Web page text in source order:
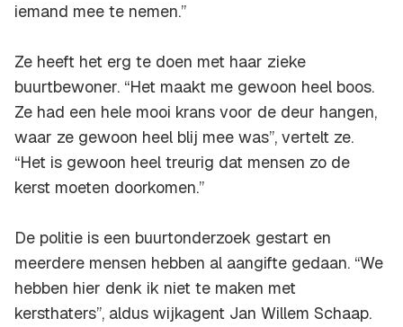
iemand mee te nemen.”
Ze heeft het erg te doen met haar zieke
buurtbewoner. “Het maakt me gewoon heel boos.
Ze had een hele mooi krans voor de deur hangen,
waar ze gewoon heel blij mee was”, vertelt ze.
“Het is gewoon heel treurig dat mensen zo de
kerst moeten doorkomen.”
De politie is een buurtonderzoek gestart en
meerdere mensen hebben al aangifte gedaan. “We
hebben hier denk ik niet te maken met
kersthaters”, aldus wijkagent Jan Willem Schaap.